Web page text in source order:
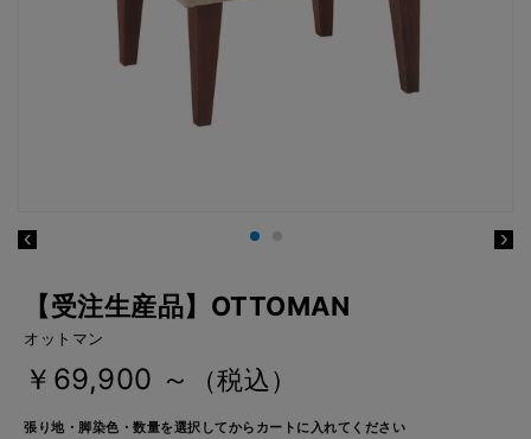
【受注生産品】OTTOMAN
オットマン
￥69,900 ～ （税込）
張り地・脚染色・数量を選択してからカートに入れてください